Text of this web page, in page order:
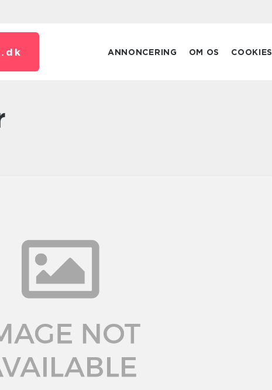
dk ANNONCERING OM OS COOKIES